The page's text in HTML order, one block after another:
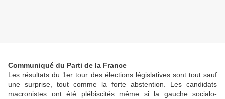
Communiqué du Parti de la France
Les résultats du 1er tour des élections législatives sont tout sauf
une surprise, tout comme la forte abstention. Les candidats
macronistes ont été plébiscités même si la gauche socialo-